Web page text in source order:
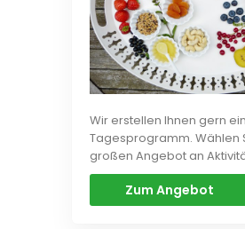
Wir erstellen Ihnen gern
Tagesprogramm. Wählen
großen Angebot an
Zum Angebot